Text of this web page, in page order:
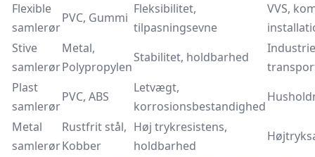
Flexible
samlerør
PVC, Gummi
Fleksibilitet,
tilpasningsevne
VVS,
Stive
samlerør
Metal,
Polypropylen
Stabilitet, holdbarhed
Plast
samlerør
PVC, ABS
Letvægt,
korrosionsbestandighed
Metal
samlerør
Rustfrit stål,
Kobber
Høj trykresistens,
holdbarhed